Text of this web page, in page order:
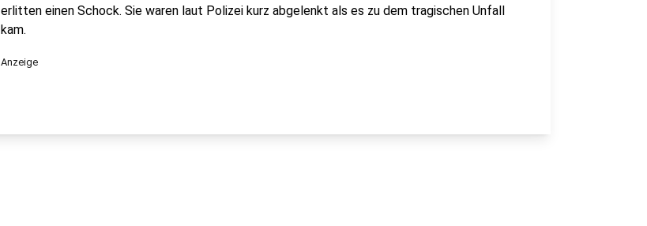
erlitten einen Schock. Sie waren laut Polizei kurz abgelenkt als es zu dem tragischen Unfall
kam.
Anzeige